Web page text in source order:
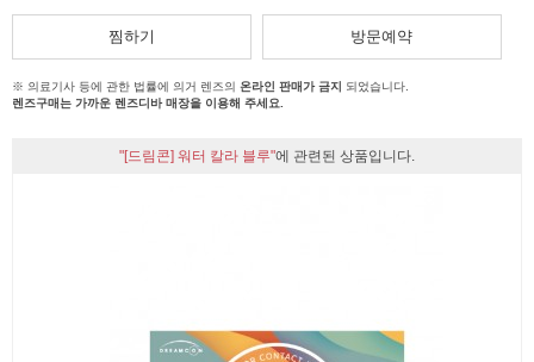
찜하기 방문예약
※ 의료기사 등에 관한 법률에 의거 렌즈의 온라인 판매가 금지
되었습니다.
렌즈구매는 가까운 렌즈디바 매장을 이용해 주세요.
"[드림콘] 워터 칼라 블루"에 관련된 상품입니다.